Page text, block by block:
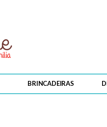
BRINCADEIRAS